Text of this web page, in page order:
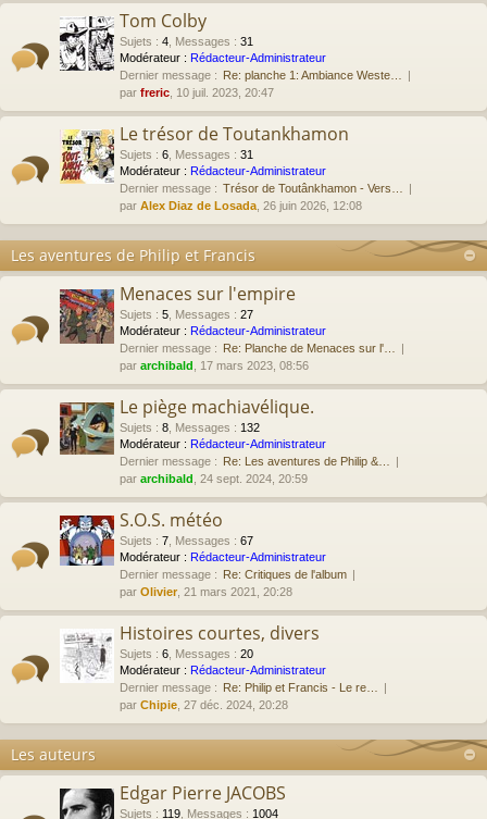
Tom Colby
Sujets : 4 Messages : 31
Modérateur : Rédacteur-Administrateur
Dernier message : Re: planche 1: Ambiance Weste…
par freric , 10 juil. 2023, 20:47
Le trésor de Toutankhamon
Sujets : 6 Messages : 31
Modérateur : Rédacteur-Administrateur
Dernier message : Trésor de Toutânkhamon - Vers…
par Alex Diaz de Losada , 26 juin 2026, 12:08
Les aventures de Philip et Francis
Menaces sur l'empire
Sujets : 5 Messages : 27
Modérateur : Rédacteur-Administrateur
Dernier message : Re: Planche de Menaces sur l'…
par archibald , 17 mars 2023, 08:56
Le piège machiavélique.
Sujets : 8 Messages : 132
Modérateur : Rédacteur-Administrateur
Dernier message : Re: Les aventures de Philip &…
par archibald , 24 sept. 2024, 20:59
S.O.S. météo
Sujets : 7 Messages : 67
Modérateur : Rédacteur-Administrateur
Dernier message : Re: Critiques de l'album
par Olivier , 21 mars 2021, 20:28
Histoires courtes, divers
Sujets : 6 Messages : 20
Modérateur : Rédacteur-Administrateur
Dernier message : Re: Philip et Francis - Le re…
par Chipie , 27 déc. 2024, 20:28
Les auteurs
Edgar Pierre JACOBS
Sujets : 119 Messages : 1004